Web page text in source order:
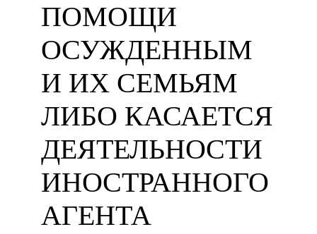
ПОМОЩИ
ОСУЖДЕННЫМ
И ИХ СЕМЬЯМ
ЛИБО КАСАЕТСЯ
ДЕЯТЕЛЬНОСТИ
ИНОСТРАННОГО
АГЕНТА